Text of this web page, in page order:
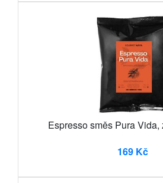
Espresso směs Pura
169 Kč